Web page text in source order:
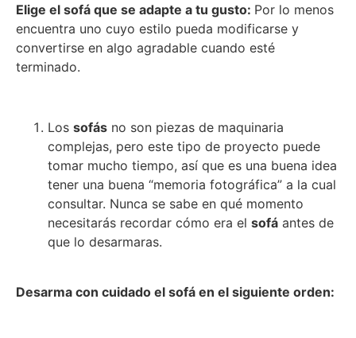
Elige el sofá que se adapte a tu gusto: Por lo menos
encuentra uno cuyo estilo pueda modificarse y
convertirse en algo agradable cuando esté
terminado.
Los sofás no son piezas de maquinaria
complejas, pero este tipo de proyecto puede
tomar mucho tiempo, así que es una buena idea
tener una buena “memoria fotográfica” a la cual
consultar. Nunca se sabe en qué momento
necesitarás recordar cómo era el sofá antes de
que lo desarmaras.
Desarma con cuidado el sofá en el siguiente orden: